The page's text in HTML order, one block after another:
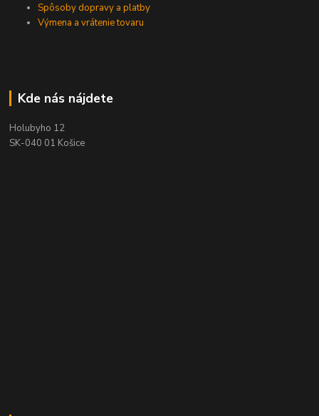
Spôsoby dopravy a platby
Výmena a vrátenie tovaru
Kde nás nájdete
Holubyho 12
SK-040 01 Košice